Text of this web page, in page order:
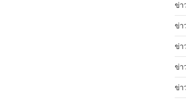
ข่า
ข่า
ข่า
ข่า
ข่า